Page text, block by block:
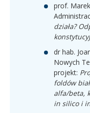
prof.
działa?
dr hab.
Nowych
projekt:
foldów
alfa/beta,
in silico i